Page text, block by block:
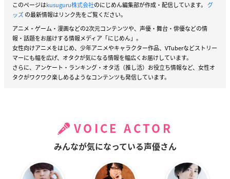
このページはkusuguru株式会社のにじめん編集部が作成・配信しています。 グ
ッズの最新情報はリンク先をご覧ください。
アニメ・ゲーム・漫画などの2次元コンテンツや、声優・舞台・俳優などの情
報・話題をお届けする情報メディア「にじめん」。
女性向けアニメをはじめ、少年アニメやキャラクター作品、VTuberなどストリー
マーにも幅を広げ、オタクが気になる情報を幅広くお届けしています。
さらに、アンケート・ランキング・オタ活（推し活）お役立ち情報など、女性オ
タクがワクワク楽しめるようなコンテンツも発信しています。
VOICE ACTOR
みんなが気になっている声優さん